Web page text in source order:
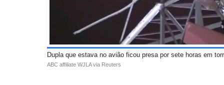
Dupla que estava no avião ficou presa por sete horas em
ABC affiliate WJLA via Reuters